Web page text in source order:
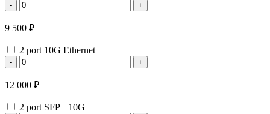
- +
9 500 ₽
2 port 10G Ethernet
- +
12 000 ₽
2 port SFP+ 10G